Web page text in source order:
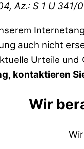
, Az.: S 1 U 341/
auch nicht
Urteile
kontaktieren
Wir